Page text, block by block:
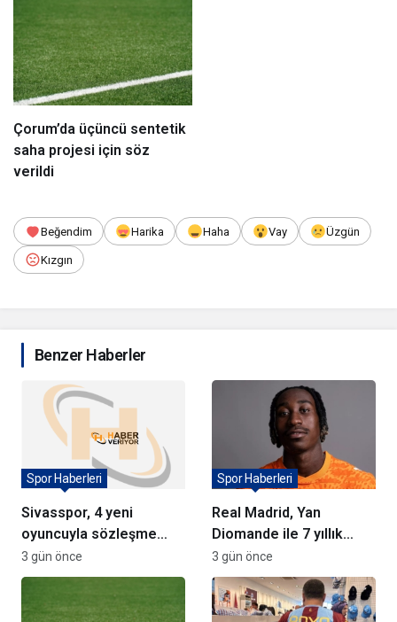
Çorum’da üçüncü sentetik
saha projesi için söz
verildi
Beğendim Harika Haha Vay Üzgün
Kızgın
Benzer Haberler
Sivasspor, 4 yeni
oyuncuyla sözleşme
imzaladı
Spor Haberleri
3 gün önce
Real Madrid, Yan
Diomande ile 7 yıllık
sözleşme imzaladı
Spor Haberleri
3 gün önce